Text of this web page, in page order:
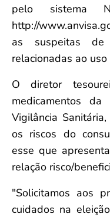
pelo sistema
http://
as suspeitas de
relacionadas ao
O diretor
medicamentos da
Vigilância
os riscos do
esse que
relação risco/
"Solicitamos aos
cuidados na